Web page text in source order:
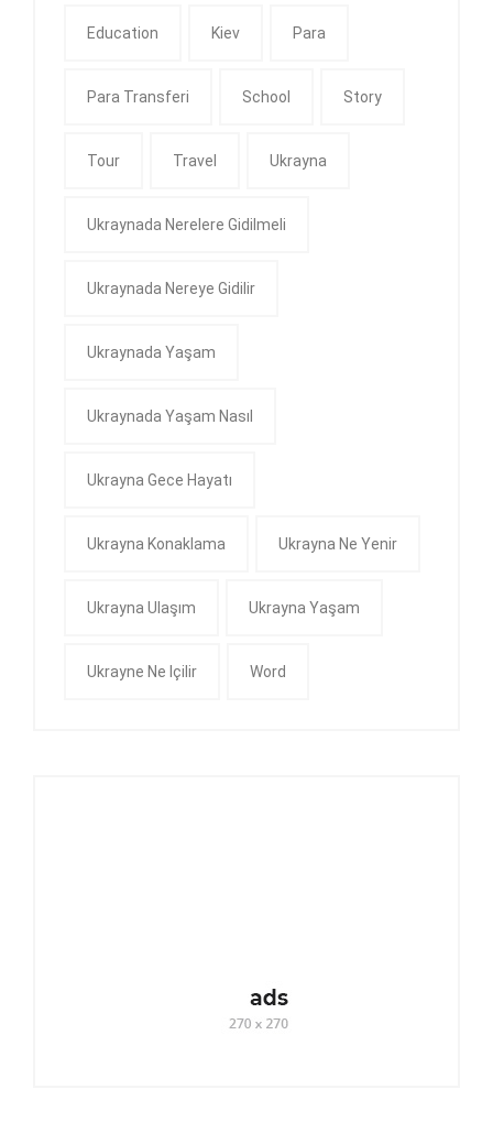
Education Kiev Para
Para Transferi School Story
Tour Travel Ukrayna
Ukraynada Nerelere Gidilmeli
Ukraynada Nereye Gidilir
Ukraynada Yaşam
Ukraynada Yaşam Nasıl
Ukrayna Gece Hayatı
Ukrayna Konaklama Ukrayna Ne Yenir
Ukrayna Ulaşım Ukrayna Yaşam
Ukrayne Ne Içilir Word